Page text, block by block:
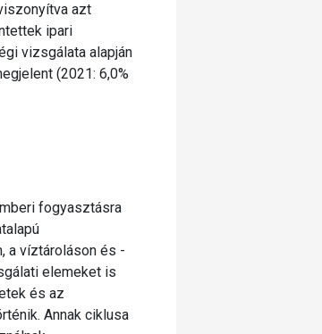
azt
ipari
vizsgálata alapján
(2021: 6,0%
fogyasztásra
a víztároláson és -
elemeket is
és az
Annak ciklusa